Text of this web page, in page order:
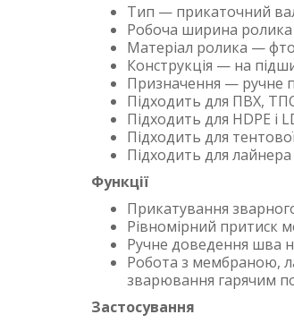
Тип — прикаточний
Робоча ширина
Матеріал ролика —
Конструкція — на
Призначення — ручне
Підходить для ПВХ,
Підходить для HDPE і
Підходить для
Підходить для лайнера
Функції
Прикатування
Рівномірний притиск
Ручне доведення шва
Робота з мембраною,
зварювання гарячим
Застосування